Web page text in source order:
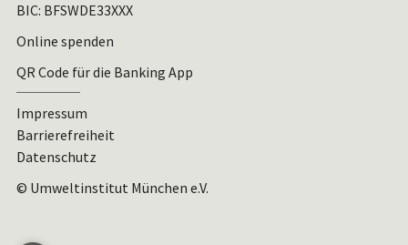
BIC: BFSWDE33XXX
Online spenden
QR Code für die Banking App
Impressum
Barrierefreiheit
Datenschutz
© Umweltinstitut München e.V.